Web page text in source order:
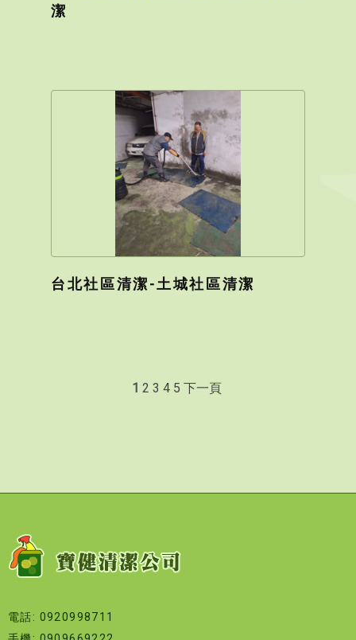
潔
台北社區清潔-土城社區清潔
1 2 3 4 5 下一頁
電話: 0920998711